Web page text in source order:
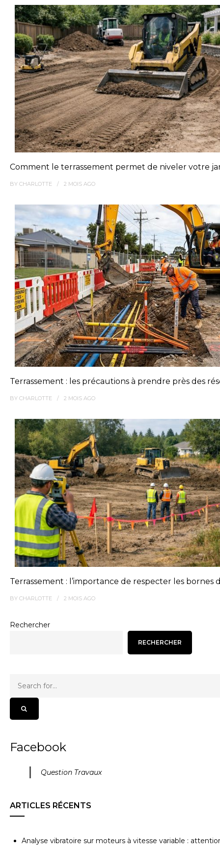
Comment le terrassement permet de niveler votre
BY CHARLOTTE 2 MOIS AGO
Terrassement : les précautions à prendre près des
BY CHARLOTTE 2 MOIS AGO
Terrassement : l’importance de respecter les bornes
BY CHARLOTTE 2 MOIS AGO
Rechercher
RECHERCHER
Facebook
Question Travaux
ARTICLES RÉCENTS
Analyse vibratoire sur moteurs à vitesse variable :